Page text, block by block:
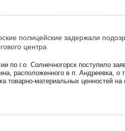
полицейские задержали
центра
г.о. Солнечногорск поступило
расположенного в п. Андреевка, о
товарно-материальных ценностей